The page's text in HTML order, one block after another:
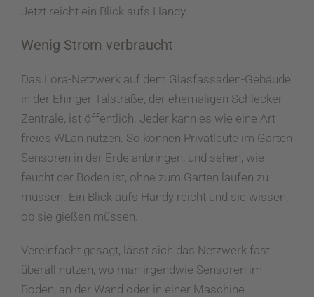
Jetzt reicht ein Blick aufs Handy.
Wenig Strom verbraucht
Das Lora-Netzwerk auf dem Glasfassaden-Gebäude
in der Ehinger Talstraße, der ehemaligen Schlecker-
Zentrale, ist öffentlich. Jeder kann es wie eine Art
freies WLan nutzen. So können Privatleute im Garten
Sensoren in der Erde anbringen, und sehen, wie
feucht der Boden ist, ohne zum Garten laufen zu
müssen. Ein Blick aufs Handy reicht und sie wissen,
ob sie gießen müssen.
Vereinfacht gesagt, lässt sich das Netzwerk fast
überall nutzen, wo man irgendwie Sensoren im
Boden, an der Wand oder in einer Maschine